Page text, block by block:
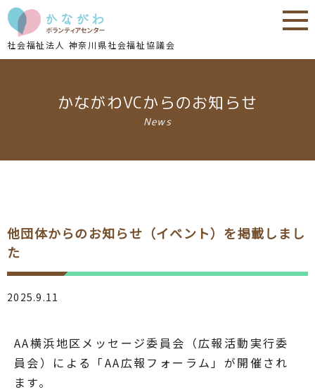
内
容
を
ス
内
容
を
ス
社会福祉法人 神奈川県社会福祉協議会
かながわVCからのお知らせ
News
他団体からのお知らせ（イベント）を掲載しまし
た
2025.9.11
AA横浜地区メッセージ委員会（広報活動実行委
員会）による「AA広報フォーラム」が開催され
ます。